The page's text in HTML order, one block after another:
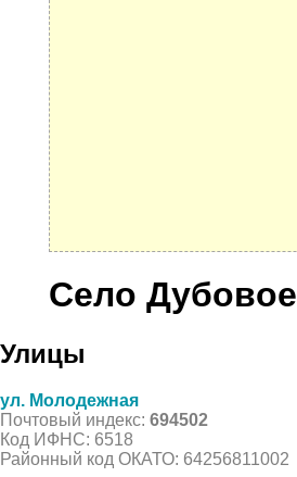
Село Дубовое
Улицы
ул. Молодежная
Почтовый индекс: 694502
Код ИФНС: 6518
Районный код ОКАТО: 64256811002